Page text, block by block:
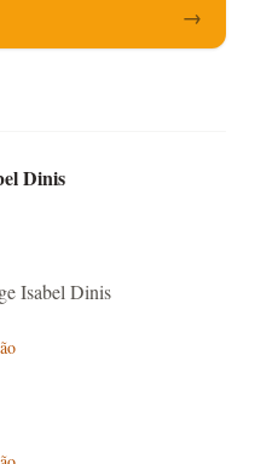
→
Dinis
Isabel Dinis